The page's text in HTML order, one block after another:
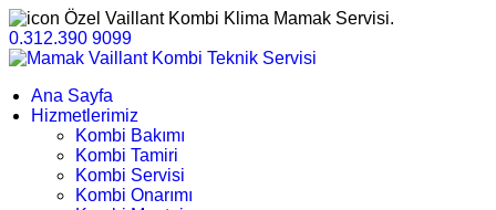
Özel Vaillant Kombi Klima Mamak Servisi.
0.312.390 9099
Ana Sayfa
Hizmetlerimiz
Kombi Bakımı
Kombi Tamiri
Kombi Servisi
Kombi Onarımı